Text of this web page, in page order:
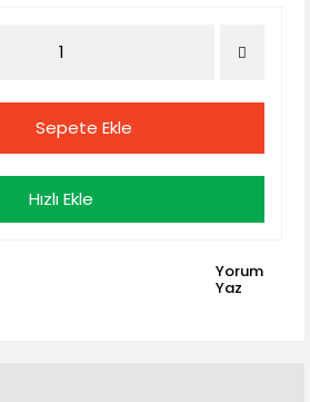
Sepete Ekle
Hızlı Ekle
Yorum
Yaz